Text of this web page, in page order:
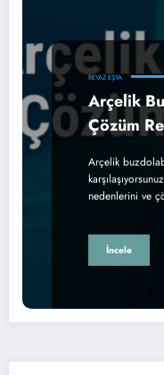
BEYAZ EŞYA
Arçelik
Çözüm
Arçelik
nedenlerini ve
İncele